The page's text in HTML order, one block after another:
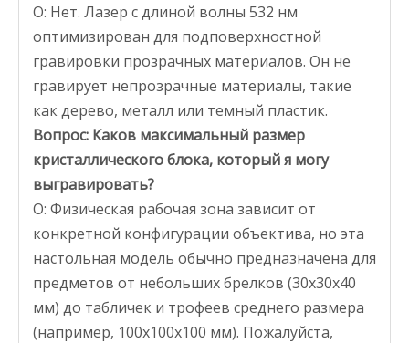
О: Нет. Лазер с длиной волны 532 нм
оптимизирован для подповерхностной
гравировки прозрачных материалов. Он не
гравирует непрозрачные материалы, такие
как дерево, металл или темный пластик.
Вопрос: Каков максимальный размер
кристаллического блока, который я могу
выгравировать?
О: Физическая рабочая зона зависит от
конкретной конфигурации объектива, но эта
настольная модель обычно предназначена для
предметов от небольших брелков (30x30x40
мм) до табличек и трофеев среднего размера
(например, 100x100x100 мм). Пожалуйста,